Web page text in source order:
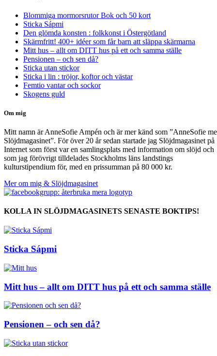
Blommiga mormorsrutor Bok och 50 kort
Sticka Sápmi
Den glömda konsten : folkkonst i Östergötland
Skärmfritt! 400+ idéer som får barn att släppa skärmarna
Mitt hus – allt om DITT hus på ett och samma ställe
Pensionen – och sen då?
Sticka utan stickor
Sticka i lin : tröjor, koftor och västar
Femtio vantar och sockor
Skogens guld
Om mig
Mitt namn är AnneSofie Ampén och är mer känd som ”AnneSofie
Slöjdmagasinet”. För över 20 år sedan startade jag Slöjdmagasinet på
Internet som först var en samlingsplats med information om slöjd och
som jag förövrigt tilldelades Stockholms läns landstings
kulturstipendium för, med en prissumman på 80 000 kr.
Mer om mig & Slöjdmagasinet
KOLLA IN SLÖJDMAGASINETS SENASTE BOKTIPS!
Sticka Sápmi
Mitt hus – allt om DITT hus på ett och samma ställe
Pensionen – och sen då?